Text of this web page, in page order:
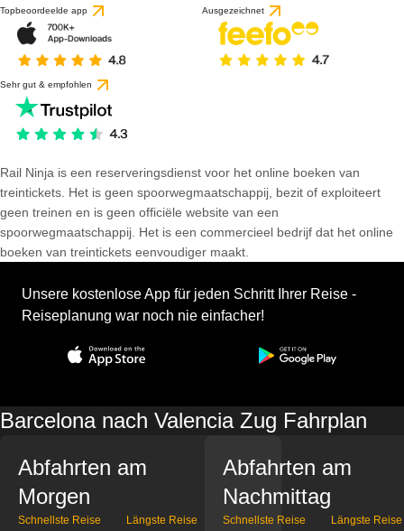
Topbeoordeelde app Ausgezeichnet
Sehr gut & empfohlen
Rail Ninja is een reserveringsdienst voor het online boeken van
treintickets. Het is geen spoorwegmaatschappij, bezit of exploiteert
geen treinen en is geen officiële website van een
spoorwegmaatschappij. Het is een commercieel bedrijf dat het online
boeken van treintickets eenvoudiger maakt.
Unsere kostenlose App für jeden Schritt Ihrer Reise -
Reiseplanung war noch nie einfacher!
Barcelona nach Valencia Zug Fahrplan
Abfahrten am
Morgen
Schnellste Reise Längste Reise
Abfahrten am
Nachmittag
Schnellste Reise Längste Reise